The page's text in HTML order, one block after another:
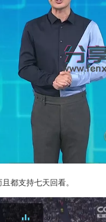
都支持七天回看。